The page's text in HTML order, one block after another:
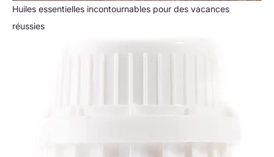
Huiles essentielles incontournables pour des vacances
réussies